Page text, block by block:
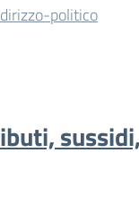
politico